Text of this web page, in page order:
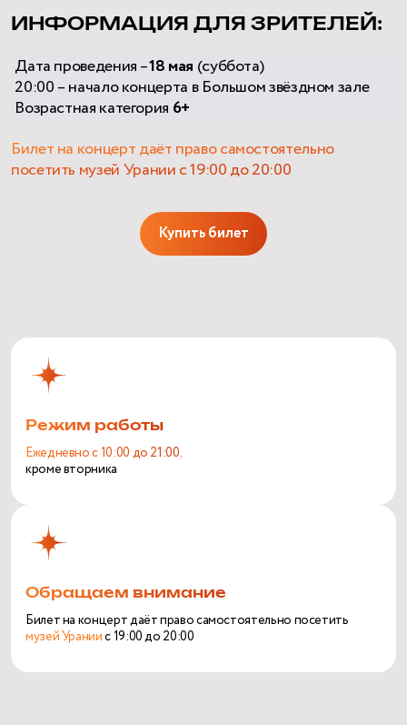
ИНФОРМАЦИЯ ДЛЯ ЗРИТЕЛЕЙ:
Дата проведения –18 мая (суббота)
20:00 – начало концерта в Большом звёздном зале
Возрастная категория 6+
Билет на концерт даёт право самостоятельно
посетить музей Урании с 19:00 до 20:00
Купить билет
Режим работы
Ежедневно с 10:00 до 21:00,
кроме вторника
Обращаем внимание
Билет на концерт даёт право самостоятельно посетить
музей Ураниис 19:00 до 20:00